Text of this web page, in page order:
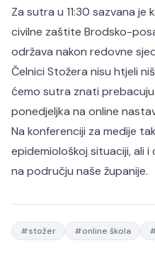
Za sutra u 11:30 sazvana
civilne zaštite Brodsko-
održava nakon redovne
Čelnici Stožera nisu htjeli
ćemo sutra znati
ponedjeljka na online
Na konferenciji za medije
epidemiološkoj situaciji, ali
na području naše županije.
#stožer #online škola